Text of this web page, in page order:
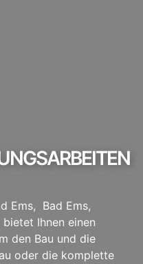
Ems, Bad Ems,
Ihnen einen
den Bau und die
oder die komplette